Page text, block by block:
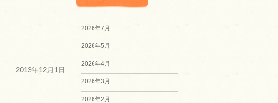
2013年12月1日
2026年7月
2026年5月
2026年4月
2026年3月
2026年2月